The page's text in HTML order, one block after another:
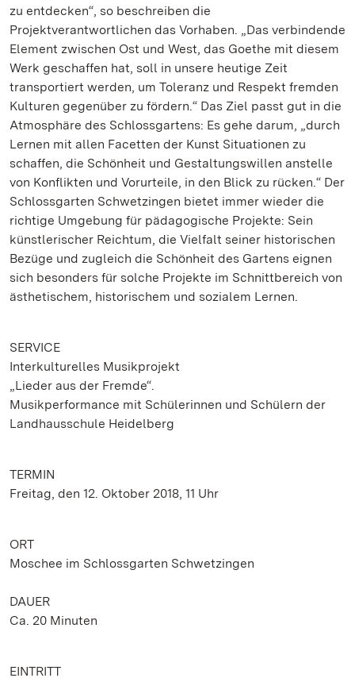
zu entdecken“, so beschreiben die
Projektverantwortlichen das Vorhaben. „Das verbindende
Element zwischen Ost und West, das Goethe mit diesem
Werk geschaffen hat, soll in unsere heutige Zeit
transportiert werden, um Toleranz und Respekt fremden
Kulturen gegenüber zu fördern.“ Das Ziel passt gut in die
Atmosphäre des Schlossgartens: Es gehe darum, „durch
Lernen mit allen Facetten der Kunst Situationen zu
schaffen, die Schönheit und Gestaltungswillen anstelle
von Konflikten und Vorurteile, in den Blick zu rücken.“ Der
Schlossgarten Schwetzingen bietet immer wieder die
richtige Umgebung für pädagogische Projekte: Sein
künstlerischer Reichtum, die Vielfalt seiner historischen
Bezüge und zugleich die Schönheit des Gartens eignen
sich besonders für solche Projekte im Schnittbereich von
ästhetischem, historischem und sozialem Lernen.
SERVICE
Interkulturelles Musikprojekt
„Lieder aus der Fremde“.
Musikperformance mit Schülerinnen und Schülern der
Landhausschule Heidelberg
TERMIN
Freitag, den 12. Oktober 2018, 11 Uhr
ORT
Moschee im Schlossgarten Schwetzingen
DAUER
Ca. 20 Minuten
EINTRITT